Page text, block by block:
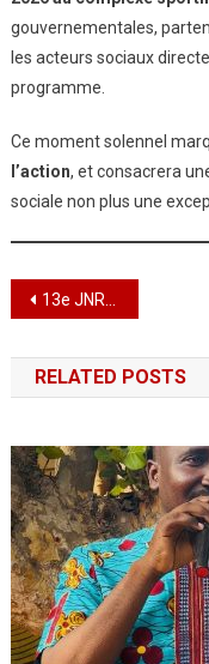
gouvernementales,
les acteurs sociaux
programme.
Ce moment solennel
l’action, et consacrera
sociale non plus une
Navigation
de
l’article
13e JNRD : La Gratitude en Étendard : le Togo renouvelle son Alliance spirituelle
RELATED POSTS